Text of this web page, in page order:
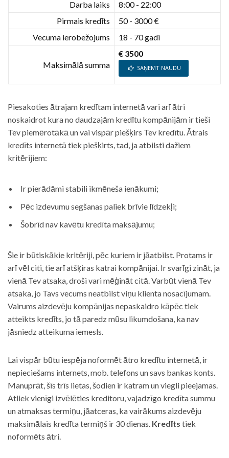
Darba laiks
8:00 - 22:00
Pirmais kredīts
50 - 3000 €
Vecuma ierobežojums
18 - 70 gadi
Maksimālā summa
€ 3500
SAŅEMT NAUDU
Piesakoties ātrajam kredītam internetā vari arī ātri
noskaidrot kura no daudzajām kredītu kompānijām ir tieši
Tev piemērotākā un vai vispār piešķirs Tev kredītu. Ātrais
kredīts internetā tiek piešķirts, tad, ja atbilsti dažiem
kritērijiem:
Ir pierādāmi stabili ikmēneša ienākumi;
Pēc izdevumu segšanas paliek brīvie līdzekļi;
Šobrīd nav kavētu kredīta maksājumu;
Šie ir būtiskākie kritēriji, pēc kuriem ir jāatbilst. Protams ir
arī vēl citi, tie arī atšķiras katrai kompānijai. Ir svarīgi zināt, ja
vienā Tev atsaka, droši vari mēģināt citā. Varbūt vienā Tev
atsaka, jo Tavs vecums neatbilst viņu klienta nosacījumam.
Vairums aizdevēju kompānijas nepaskaidro kāpēc tiek
atteikts kredīts, jo tā paredz mūsu likumdošana, ka nav
jāsniedz atteikuma iemesls.
Lai vispār būtu iespēja noformēt ātro kredītu internetā, ir
nepieciešams internets, mob. telefons un savs bankas konts.
Manuprāt, šīs trīs lietas, šodien ir katram un viegli pieejamas.
Atliek vienīgi izvēlēties kreditoru, vajadzīgo kredīta summu
un atmaksas termiņu, jāatceras, ka vairākums aizdevēju
maksimālais kredīta termiņš ir 30 dienas. Kredīts tiek
noformēts ātri.